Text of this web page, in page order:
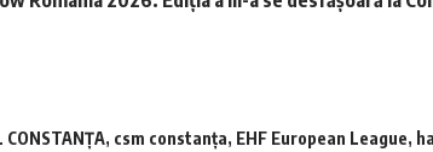
CONSTANŢA, csm constanța, EHF European League,